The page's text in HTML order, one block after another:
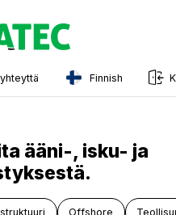
Finnish
Norwegian
French
ääni-, isku- ja
Offshore